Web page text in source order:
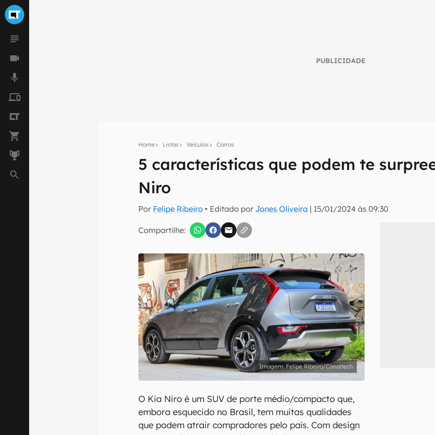
PUBLICIDADE
Home Listas Veículos Carros
5 características que podem te
Niro
Por Felipe Ribeiro • Editado por Jones Oliveira | 15/01/2024 às 09:30
Compartilhe:
Seu resumo inteligente do mundo tech!
Assine a newsletter do Canaltech e receba notícias e reviews sobre tecnologia
inscreva-se
Confirmo que li, aceito e concordo com os Termos de Uso e Política de Privacidade do
Felipe Ribeiro/Canaltech
O Kia Niro é um SUV de porte médio/compacto que,
embora esquecido no Brasil, tem muitas qualidades
que podem atrair compradores pelo país. Com design